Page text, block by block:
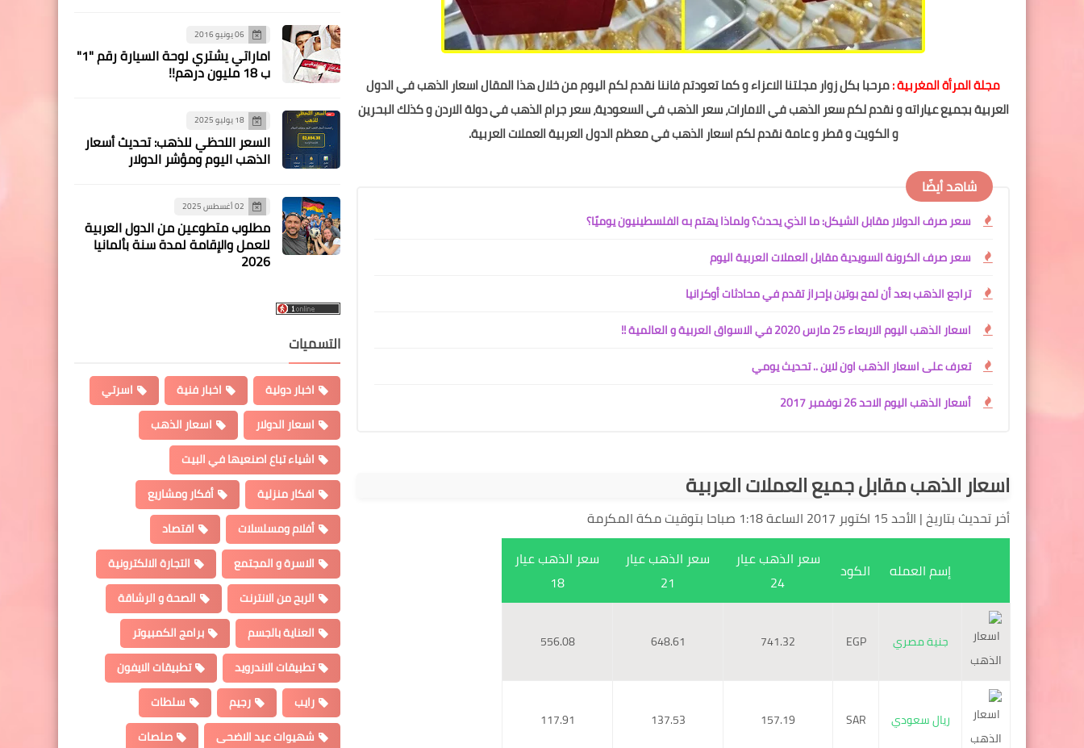
مجلة المرأة المغربية :مرحبا بكل زوار مجلتنا الاعزاء و كما تعودتم فاننا نقدم لكم اليوم من خلال هذا المقال اسعار الذهب في الدول
العربية بجميع عياراته و نقدم لكم سعر الذهب في الامارات، سعر الذهب في السعودية، سعر جرام الذهب في دولة الاردن و كذلك البحرين
و الكويت و قطر و عامة نقدم لكم اسعار الذهب في معظم الدول العربية العملات العربية.
شاهد أيضًا
سعر صرف الدولار مقابل الشيكل: ما الذي يحدث؟ ولماذا يهتم به الفلسطينيون يوميًا؟
سعر صرف الكرونة السويدية مقابل العملات العربية اليوم
تراجع الذهب بعد أن لمح بوتين بإحراز تقدم في محادثات أوكرانيا
اسعار الذهب اليوم الاربعاء 25 مارس 2020 في الاسواق العربية و العالمية !!
تعرف على اسعار الذهب اون ﻻين .. تحديث يومي
أسعار الذهب اليوم الاحد 26 نوفمبر 2017
اسعار الذهب مقابل جميع العملات العربية
أخر تحديث بتاريخ | الأحد 15 اكتوبر 2017 الساعة 1:18 صباحا بتوقيت مكة المكرمة
إسم العمله الكود
سعر الذهب عيار
24
سعر الذهب عيار
21
سعر الذهب عيار
18
جنية مصري EGP
741.32
648.61
556.08
ريال سعودي SAR
157.19
137.53
117.91
06 يونيو 2016
اماراتي يشتري لوحة السيارة رقم "1"
ب 18 مليون درهم!!
18 يوليو 2025
السعر اللحظي للذهب: تحديث أسعار
الذهب اليوم ومؤشر الدولار
02 أغسطس 2025
مطلوب متطوعين من الدول العربية
للعمل والإقامة لمدة سنة بألمانيا
2026
التسميات
اخبار دولية اخبار فنية
اسرتي
اسعار الدولار
اسعار الذهب
اشياء تباع اصنعيها في البيت
افكار منزلية
أفكار ومشاريع
أفلام ومسلسلات
اقتصاد
الاسرة و المجتمع
التجارة الالكترونية
الربح من الانترنت
الصحة و الرشاقة
العناية بالجسم
برامج الكمبيوتر
تطبيقات الاندرويد
تطبيقات الايفون
رايب
رجيم
سلطات
شهيوات عيد الاضحى
صلصات